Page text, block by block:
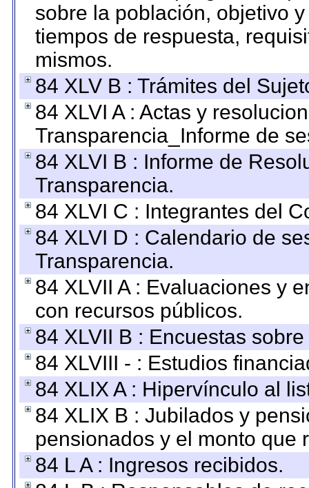
sobre la población, objetivo
tiempos de respuesta,
mismos.
84 XLV B : Trámites del
84 XLVI A : Actas y
Transparencia_Informe de
84 XLVI B : Informe de
Transparencia.
84 XLVI C : Integrantes del
84 XLVI D : Calendario de
Transparencia.
84 XLVII A : Evaluaciones y
con recursos públicos.
84 XLVII B : Encuestas
84 XLVIII - : Estudios
84 XLIX A : Hipervínculo al
84 XLIX B : Jubilados y
pensionados y el monto que
84 L A : Ingresos recibidos.